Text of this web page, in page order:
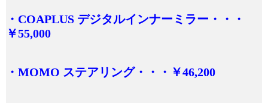
・COAPLUS デジタルインナーミラー・・・
￥55,000
・MOMO ステアリング・・・￥46,200